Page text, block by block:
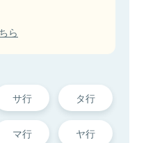
ら
サ行 タ行
マ行 ヤ行